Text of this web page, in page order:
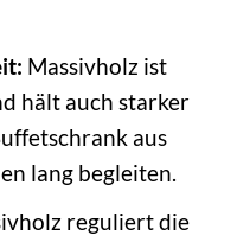
Massivholz ist
hält auch starker
aus
lang begleiten.
reguliert die